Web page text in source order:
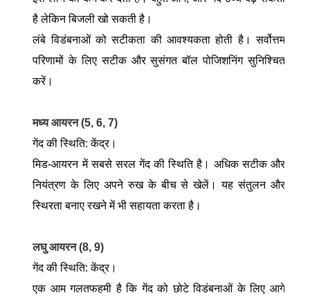
है लेकिन बिजली खो सकती है।
लंबे विडंबनाओं को सटीकता की आवश्यकता होती है। सर्वोत्तम
परिणामों के लिए सटीक और सुसंगत बॉल पोजिशनिंग सुनिश्चित
करें।
मध्य आयरन (5, 6, 7)
गेंद की स्थिति: केंद्र।
मिड-आयरन में सबसे सरल गेंद की स्थिति है। अधिक सटीक और
नियंत्रण के लिए अपने रुख के बीच से खेलें। यह संतुलन और
स्थिरता बनाए रखने में भी सहायता करता है।
लघु आयरन (8, 9)
गेंद की स्थिति: केंद्र।
एक आम गलतफहमी है कि गेंद को छोटे विडंबनाओं के लिए आगे